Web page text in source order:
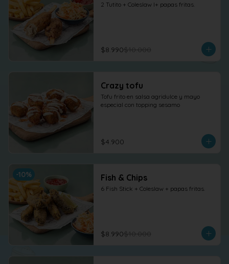
2 Tutito + Coleslaw l+ papas fritas.
$8.990$10.000
Crazy tofu
Tofu frito en salsa agridulce y mayo
especial con topping sesamo
$4.900
-10% Fish & Chips
6 Fish Stick + Coleslaw + papas fritas.
$8.990$10.000